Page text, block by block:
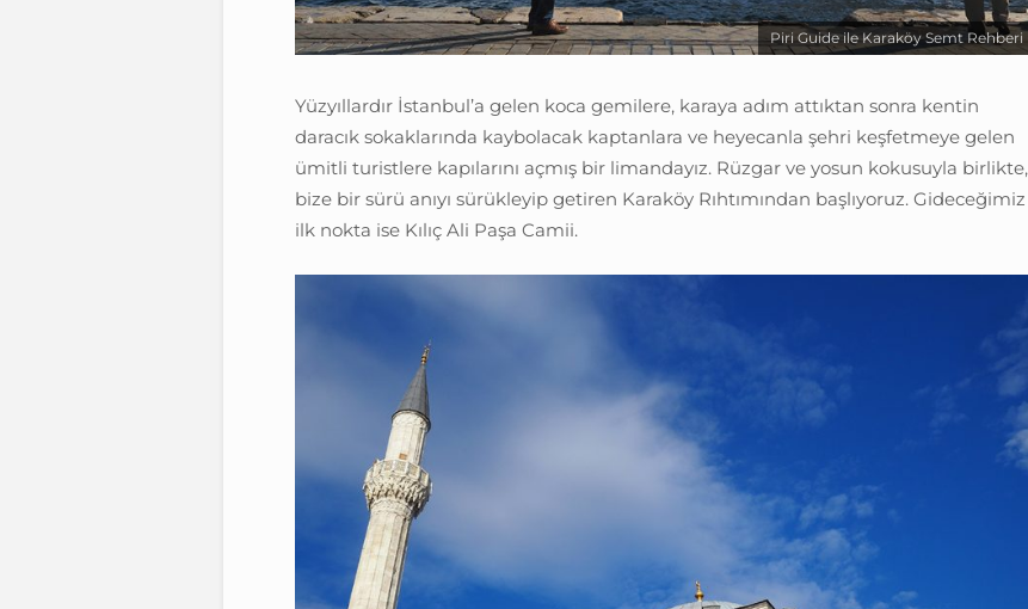
Piri Guide ile Karaköy Semt Rehberi
Yüzyıllardır İstanbul’a gelen koca gemilere, karaya adım attıktan sonra kentin
daracık sokaklarında kaybolacak kaptanlara ve heyecanla şehri keşfetmeye gelen
ümitli turistlere kapılarını açmış bir limandayız. Rüzgar ve yosun kokusuyla birlikte,
bize bir sürü anıyı sürükleyip getiren Karaköy Rıhtımından başlıyoruz. Gideceğimiz
ilk nokta ise Kılıç Ali Paşa Camii.